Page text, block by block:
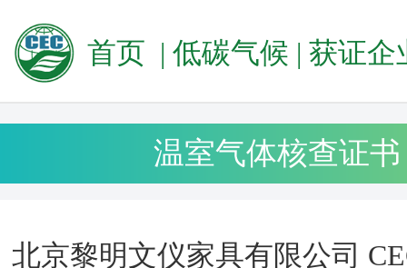
首页 | 低碳气候 | 获证企
温室气体核查证书
北京黎明文仪家具有限公司